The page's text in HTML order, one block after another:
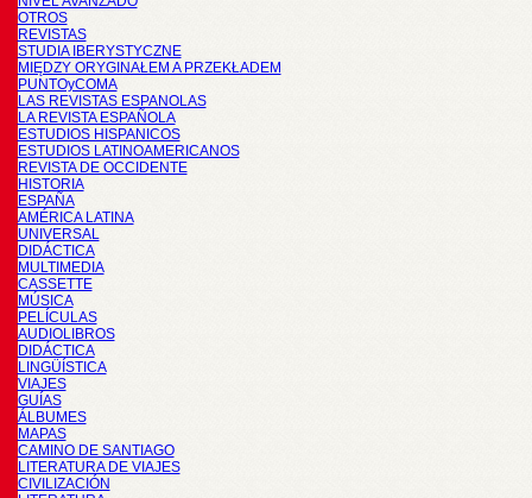
OTROS
REVISTAS
STUDIA IBERYSTYCZNE
MIĘDZY ORYGINAŁEM A PRZEKŁADEM
PUNTOyCOMA
LAS REVISTAS ESPANOLAS
LA REVISTA ESPAÑOLA
ESTUDIOS HISPANICOS
ESTUDIOS LATINOAMERICANOS
REVISTA DE OCCIDENTE
HISTORIA
ESPAÑA
AMÉRICA LATINA
UNIVERSAL
DIDÁCTICA
MULTIMEDIA
CASSETTE
MÚSICA
PELÍCULAS
AUDIOLIBROS
DIDÁCTICA
LINGÜÍSTICA
VIAJES
GUÍAS
ÁLBUMES
MAPAS
CAMINO DE SANTIAGO
LITERATURA DE VIAJES
CIVILIZACIÓN